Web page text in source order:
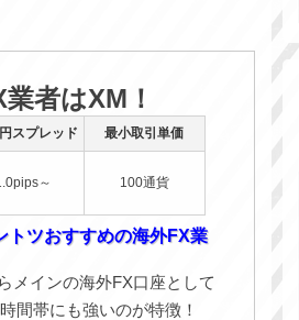
者はXM！
スプレッド 最小取引単価
～ 100通貨
トツおすすめの海外FX業
メインの海外FX口座として
間帯にも強いのが特徴！